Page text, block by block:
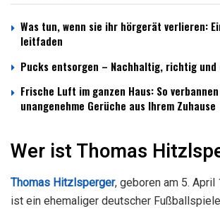
Was tun, wenn sie ihr hörgerät verlieren:
leitfaden
Pucks entsorgen – Nachhaltig, richtig
Frische Luft im ganzen Haus: So
unangenehme Gerüche aus Ihrem Zuhause
Wer ist Thomas
Thomas Hitzlsperger, geboren am 5. April
ist ein ehemaliger deutscher